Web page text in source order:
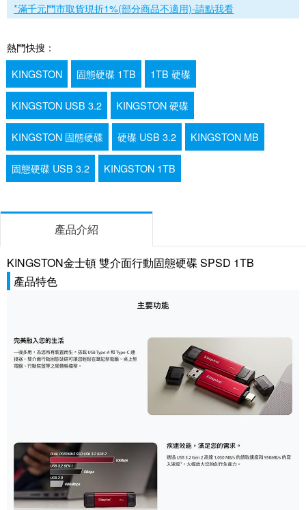
*滿千元門市取貨現折1%(部分商品不適用)-請點我看
熱門快搜：
KINGSTON
固態硬碟 1TB 1TB 硬碟
KINGSTON USB 3.2 KINGSTON 硬碟
KINGSTON 固態硬碟 硬碟 USB 3.2 KINGSTON MB
固態硬碟 USB 3.2 KINGSTON 1TB
產品介紹
KINGSTON金士頓 雙介面行動固態硬碟 SPSD 1TB
產品特色